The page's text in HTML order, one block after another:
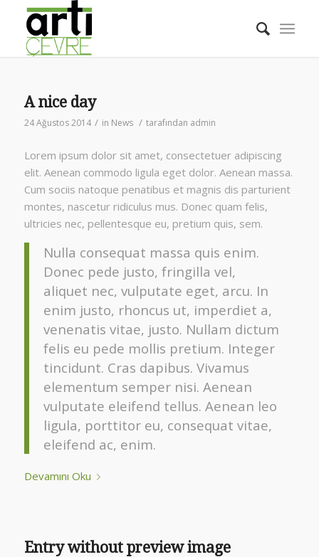
A nice day
24 Ağustos 2014 / in News / tarafından admin
Lorem ipsum dolor sit amet, consectetuer adipiscing
elit. Aenean commodo ligula eget dolor. Aenean massa.
Cum sociis natoque penatibus et magnis dis parturient
montes, nascetur ridiculus mus. Donec quam felis,
ultricies nec, pellentesque eu, pretium quis, sem.
Nulla consequat massa quis enim.
Donec pede justo, fringilla vel,
aliquet nec, vulputate eget, arcu. In
enim justo, rhoncus ut, imperdiet a,
venenatis vitae, justo. Nullam dictum
felis eu pede mollis pretium. Integer
tincidunt. Cras dapibus. Vivamus
elementum semper nisi. Aenean
vulputate eleifend tellus. Aenean leo
ligula, porttitor eu, consequat vitae,
eleifend ac, enim.
Devamını Oku
Entry without preview image